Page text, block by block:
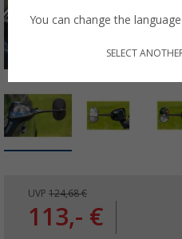
UVP 124,68 €
113,- €
You can change the
SELECT